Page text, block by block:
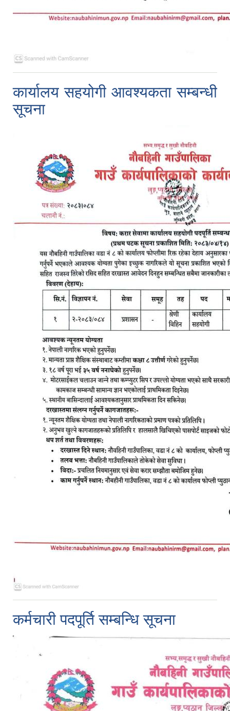
कार्यालय सहयोगी आवश्यकता सम्बन्धी
सूचना
कर्मचारी पदपूर्ति सम्बन्धि सूचना